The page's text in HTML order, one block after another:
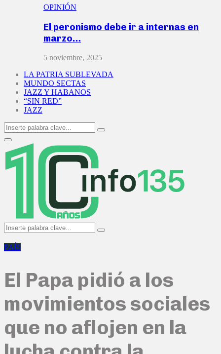
OPINIÓN
El peronismo debe ir a internas en
marzo…
5 noviembre, 2025
LA PATRIA SUBLEVADA
MUNDO SECTAS
JAZZ Y HABANOS
“SIN RED”
JAZZ
Search
for:
Search
Primary
Menu
Search
for:
Search
PAÍS
El Papa pidió a los
movimientos sociales
que no aflojen en la